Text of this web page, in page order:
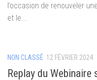
l’occasion de renouveler
et le...
NON CLASSÉ 12 FÉVRIER 2024
Replay du Webinaire